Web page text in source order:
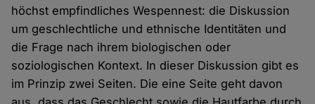
höchst empfindliches Wespennest: die Diskussion
um geschlechtliche und ethnische Identitäten und
die Frage nach ihrem biologischen oder
soziologischen Kontext. In dieser Diskussion gibt es
im Prinzip zwei Seiten. Die eine Seite geht davon